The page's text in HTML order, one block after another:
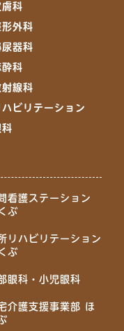
膚科
形外科
尿器科
酔科
射線科
ハビリテーション
科
看護ステーション
ぶ
リハビリテーション
ぶ
眼科・小児眼科
介護支援事業部 ほ